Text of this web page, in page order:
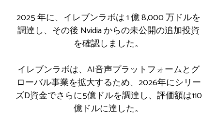
2025 年に、イレブンラボは 1 億 8,000 万ドルを
調達し、その後 Nvidia からの未公開の追加投資
を確認しました。
イレブンラボは、AI音声プラットフォームとグ
ローバル事業を拡大するため、2026年にシリー
ズD資金でさらに5億ドルを調達し、評価額は110
億ドルに達した。